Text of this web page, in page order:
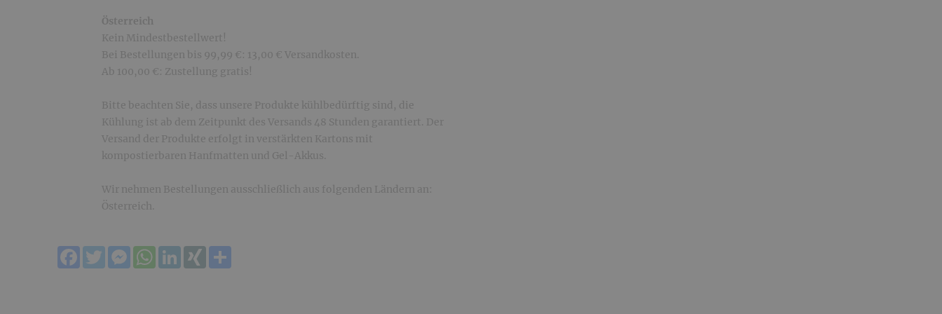
Österreich
Kein Mindestbestellwert!
Bei Bestellungen bis 99,99 €: 13,00 € Versandkosten.
Ab 100,00 €: Zustellung gratis!
Bitte beachten Sie, dass unsere Produkte kühlbedürftig sind, die
Kühlung ist ab dem Zeitpunkt des Versands 48 Stunden garantiert. Der
Versand der Produkte erfolgt in verstärkten Kartons mit
kompostierbaren Hanfmatten und Gel-Akkus.
Wir nehmen Bestellungen ausschließlich aus folgenden Ländern an:
Österreich.
FacebookTwitterMessengerWhatsApp
LinkedInXING